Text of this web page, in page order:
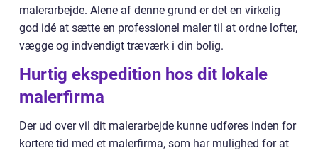
malerarbejde. Alene af denne grund er det en virkelig
god idé at sætte en professionel maler til at ordne lofter,
vægge og indvendigt træværk i din bolig.
Hurtig ekspedition hos dit lokale
malerfirma
Der ud over vil dit malerarbejde kunne udføres inden for
kortere tid med et malerfirma, som har mulighed for at